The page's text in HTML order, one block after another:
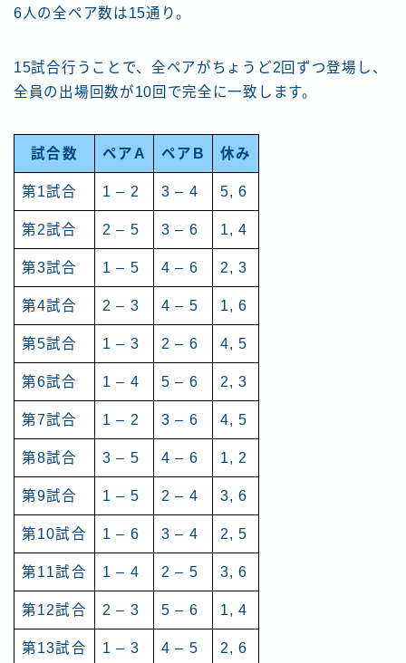
6人の全ペア数は15通り。
15試合行うことで、全ペアがちょうど2回ずつ登場し、
全員の出場回数が10回で完全に一致します。
試合数 ペアA ペアB 休み
第1試合 1 – 2 3 – 4 5, 6
第2試合 2 – 5 3 – 6 1, 4
第3試合 1 – 5 4 – 6 2, 3
第4試合 2 – 3 4 – 5 1, 6
第5試合 1 – 3 2 – 6 4, 5
第6試合 1 – 4 5 – 6 2, 3
第7試合 1 – 2 3 – 6 4, 5
第8試合 3 – 5 4 – 6 1, 2
第9試合 1 – 5 2 – 4 3, 6
第10試合 1 – 6 3 – 4 2, 5
第11試合 1 – 4 2 – 5 3, 6
第12試合 2 – 3 5 – 6 1, 4
第13試合 1 – 3 4 – 5 2, 6